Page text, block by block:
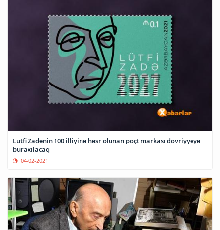
Lütfi Zadənin 100 illiyinə həsr olunan poçt markası dövriyyəyə
buraxılacaq
04-02-2021